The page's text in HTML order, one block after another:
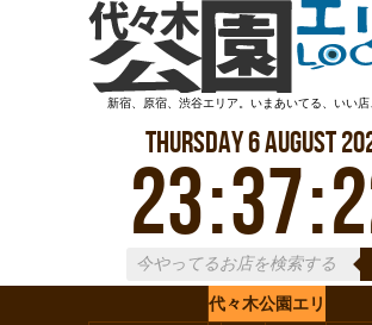
新宿、原宿、渋谷エリア。いまあいてる、いい店
Thursday6August
23:37:
代々木公園エリ